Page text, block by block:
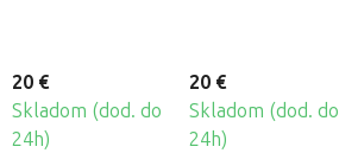
20 €
Skladom (dod. do
24h)
20 €
Skladom (dod. do
24h)